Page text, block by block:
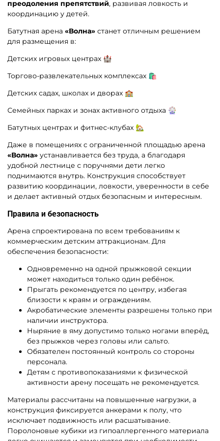
преодоления препятствий, развивая ловкость и
координацию у детей.
Батутная арена «Волна» станет отличным решением
для размещения в:
Детских игровых центрах 🏰
Торгово-развлекательных комплексах 🛍
Детских садах, школах и дворах 🏫
Семейных парках и зонах активного отдыха 🎡
Батутных центрах и фитнес-клубах 🏡
Даже в помещениях с ограниченной площадью арена
«Волна» устанавливается без труда, а благодаря
удобной лестнице с поручнями дети легко
поднимаются внутрь. Конструкция способствует
развитию координации, ловкости, уверенности в себе
и делает активный отдых безопасным и интересным.
Правила и безопасность
Арена спроектирована по всем требованиям к
коммерческим детским аттракционам. Для
обеспечения безопасности:
Одновременно на одной прыжковой секции
может находиться только один ребёнок.
Прыгать рекомендуется по центру, избегая
близости к краям и ограждениям.
Акробатические элементы разрешены только при
наличии инструктора.
Ныряние в яму допустимо только ногами вперёд,
без прыжков через головы или сальто.
Обязателен постоянный контроль со стороны
персонала.
Детям с противопоказаниями к физической
активности арену посещать не рекомендуется.
Материалы рассчитаны на повышенные нагрузки, а
конструкция фиксируется анкерами к полу, что
исключает подвижность или расшатывание.
Поролоновые кубики из гипоаллергенного материала